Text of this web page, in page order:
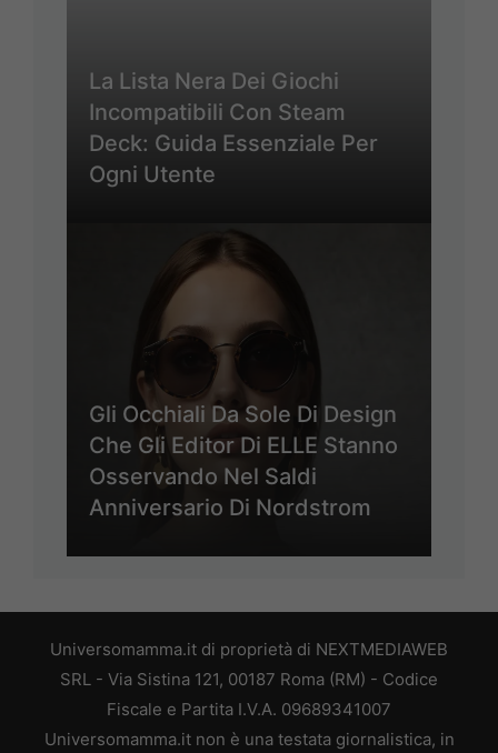
La Lista Nera Dei Giochi
Incompatibili Con Steam
Deck: Guida Essenziale Per
Ogni Utente
Gli Occhiali Da Sole Di Design
Che Gli Editor Di ELLE Stanno
Osservando Nel Saldi
Anniversario Di Nordstrom
Universomamma.it di proprietà di NEXTMEDIAWEB
SRL - Via Sistina 121, 00187 Roma (RM) - Codice
Fiscale e Partita I.V.A. 09689341007
Universomamma.it non è una testata giornalistica, in